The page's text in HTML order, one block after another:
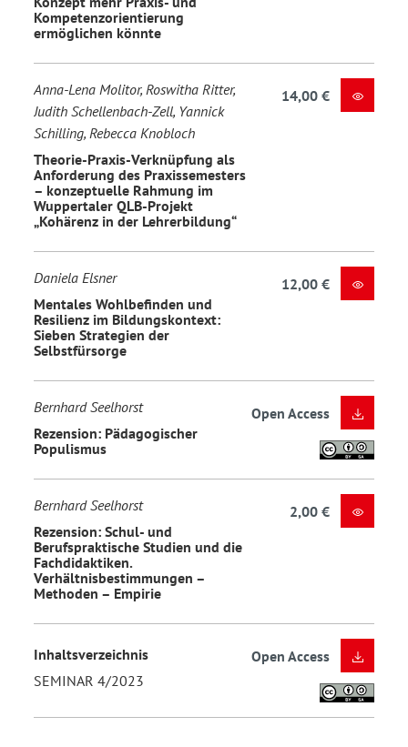
Kompetenzorientierung
ermöglichen könnte
Anna-Lena Molitor, Roswitha Ritter,
Judith Schellenbach-Zell, Yannick
Schilling, Rebecca Knobloch
Theorie-Praxis-Verknüpfung als
Anforderung des Praxissemesters
– konzeptuelle Rahmung im
Wuppertaler QLB-Projekt
„Kohärenz in der Lehrerbildung“
14,00 €
Daniela Elsner
Mentales Wohlbefinden und
Resilienz im Bildungskontext:
Sieben Strategien der
Selbstfürsorge
12,00 €
Bernhard Seelhorst
Rezension: Pädagogischer
Populismus
Open Access
Bernhard Seelhorst
Rezension: Schul- und
Berufspraktische Studien und die
Fachdidaktiken.
Verhältnisbestimmungen –
Methoden – Empirie
2,00 €
Inhaltsverzeichnis
SEMINAR 4/2023
Open Access